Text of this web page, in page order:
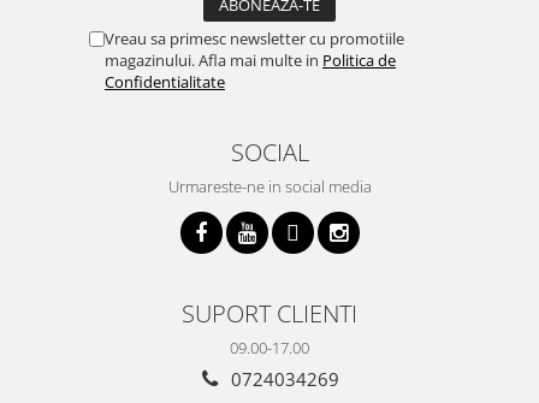
Vreau sa primesc newsletter cu promotiile
magazinului. Afla mai multe in Politica de
Confidentialitate
SOCIAL
Urmareste-ne in social media
SUPORT CLIENTI
09.00-17.00
0724034269